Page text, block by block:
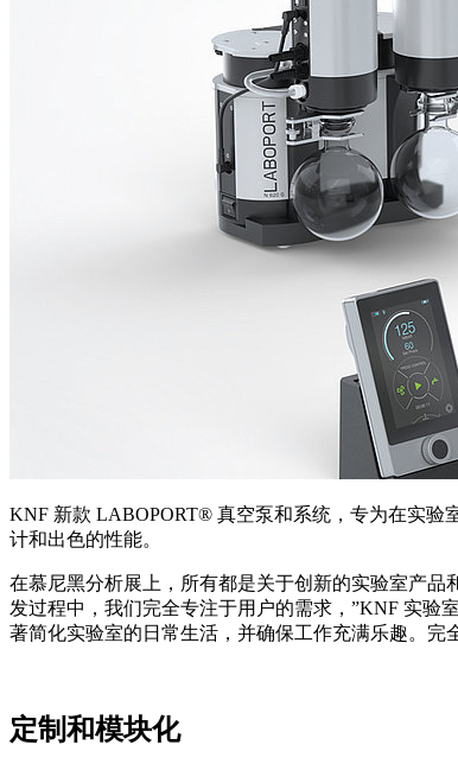
KNF 新款 LABOPORT® 真空泵和系统，专为在实验
计和出色的性能。
在慕尼黑分析展上，所有都是关于创新的实验室产
发过程中，我们完全专注于用户的需求，”KNF 实验
著简化实验室的日常生活，并确保工作充满乐趣。完
定制和模块化